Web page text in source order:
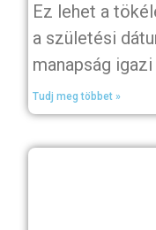
Ez lehet a
a születési
manapság
Tudj meg többet »